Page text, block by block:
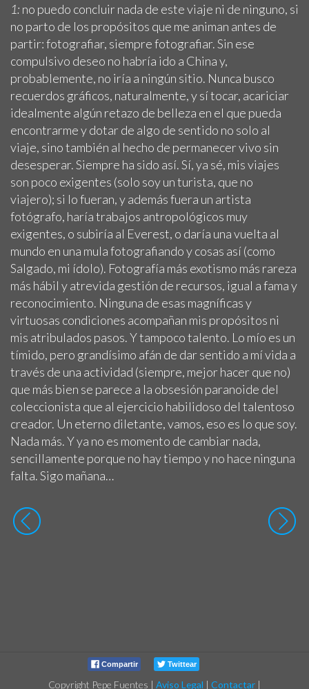
1: no puedo concluir nada de este viaje ni de ninguno, si
no parto de los propósitos que me animan antes de
partir: fotografiar, siempre fotografiar. Sin ese
compulsivo deseo no habría ido a China y,
probablemente, no iría a ningún sitio. Nunca busco
recuerdos gráficos, naturalmente, y sí tocar, acariciar
idealmente algún retazo de belleza en el que pueda
encontrarme y dotar de algo de sentido no solo al
viaje, sino también al hecho de permanecer vivo sin
desesperar. Siempre ha sido así. Sí, ya sé, mis viajes
son poco exigentes (solo soy un turista, que no
viajero); si lo fueran, y además fuera un artista
fotógrafo, haría trabajos antropológicos muy
exigentes, o subiría al Everest, o daría una vuelta al
mundo en una mula fotografiando y cosas así (como
Salgado, mi ídolo). Fotografía más exotismo más rareza
más hábil y atrevida gestión de recursos, igual a fama y
reconocimiento. Ninguna de esas magníficas y
virtuosas condiciones acompañan mis propósitos ni
mis atribulados pasos. Y tampoco talento. Lo mío es un
tímido, pero grandísimo afán de dar sentido a mí vida a
través de una actividad (siempre, mejor hacer que no)
que más bien se parece a la obsesión paranoide del
coleccionista que al ejercicio habilidoso del talentoso
creador. Un eterno diletante, vamos, eso es lo que soy.
Nada más. Y ya no es momento de cambiar nada,
sencillamente porque no hay tiempo y no hace ninguna
falta. Sigo mañana…
Compartir Twittear
Copyright Pepe Fuentes | Aviso Legal | Contactar |